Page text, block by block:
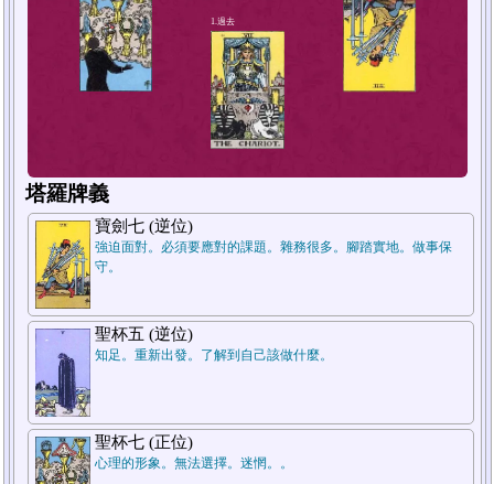
2.現在
4.解決方法或對策
5.週遭狀況
塔羅牌義
寶劍七 (逆位)
強迫面對。必須要應對的課題。雜務很多。腳踏實地。做事保
守。
聖杯五 (逆位)
知足。重新出發。了解到自己該做什麼。
聖杯七 (正位)
心理的形象。無法選擇。迷惘。。